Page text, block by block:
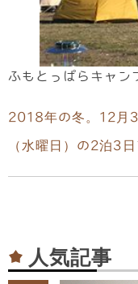
ふもとっぱらキャン
2018年の冬。12月
（水曜日）の2泊3
人気記事